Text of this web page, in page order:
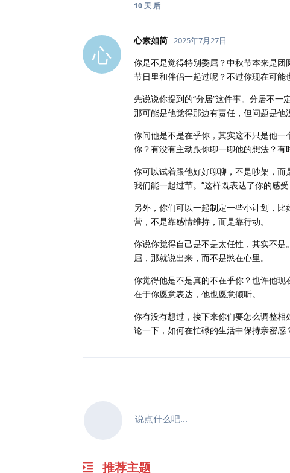
10 天 后
心
心素如简 2025年7月27日
你是不是觉得特别委屈？中秋节本来是
节日里和伴侣一起过呢？不过你现在可能
先说说你提到的“分居”这件事。分居不一
那可能是他觉得那边有责任，但问题是他
你问他是不是在乎你，其实这不只是他
你？有没有主动跟你聊一聊他的想法？有
你可以试着跟他好好聊聊，不是吵架，
我们能一起过节。”这样既表达了你的感
另外，你们可以一起制定一些小计划，
营，不是靠感情维持，而是靠行动。
你说你觉得自己是不是太任性，其实不
屈，那就说出来，而不是憋在心里。
你觉得他是不是真的不在乎你？也许他
在于你愿意表达，他也愿意倾听。
你有没有想过，接下来你们要怎么调整
论一下，如何在忙碌的生活中保持亲密感
说点什么吧...
推荐主题